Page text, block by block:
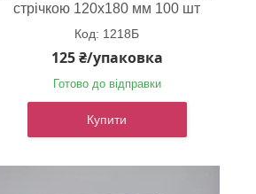
стрічкою 120х180 мм 100 шт
1218Б
125 ₴/упаковка
Готово до відправки
Купити